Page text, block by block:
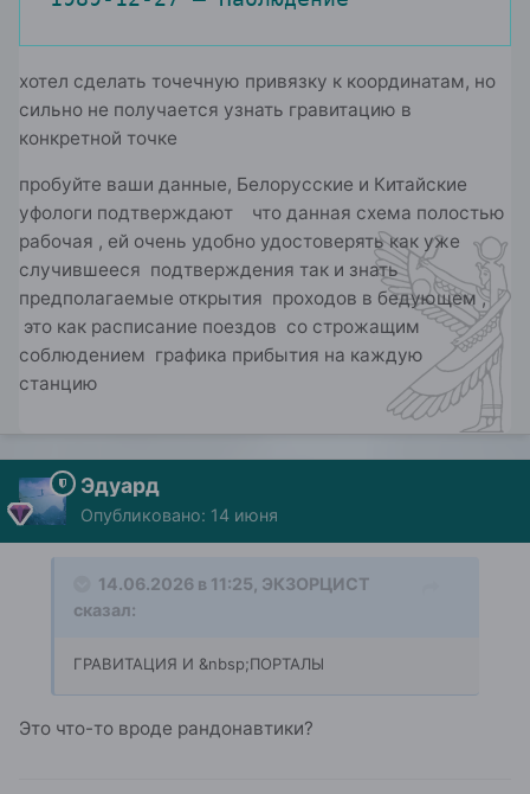
хотел сделать точечную привязку к координатам, но
сильно не получается узнать гравитацию в
конкретной точке
пробуйте ваши данные, Белорусские и Китайские
уфологи подтверждают что данная схема полостью
рабочая , ей очень удобно удостоверять как уже
случившееся подтверждения так и знать
предполагаемые открытия проходов в бедующем ,
это как расписание поездов со строжащим
соблюдением графика прибытия на каждую
станцию
Эдуард
Опубликовано:
сказал:
Это что-то вроде рандонавтики?